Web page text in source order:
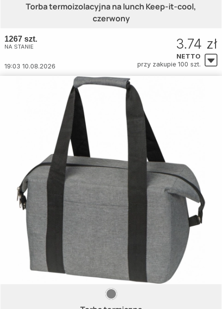
Torba termoizolacyjna na lunch Keep-it-cool,
czerwony
1267 szt.
NA STANIE
19:03 10.08.2026
3.74 zł
NETTO
przy zakupie 100 szt.